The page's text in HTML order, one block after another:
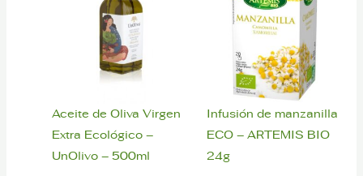
Aceite de Oliva Virgen
Extra Ecológico –
UnOlivo – 500ml
Infusión de manzanilla
ECO – ARTEMIS BIO
24g